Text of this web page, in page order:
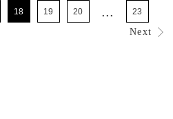
18 19 20 ... 23
Next